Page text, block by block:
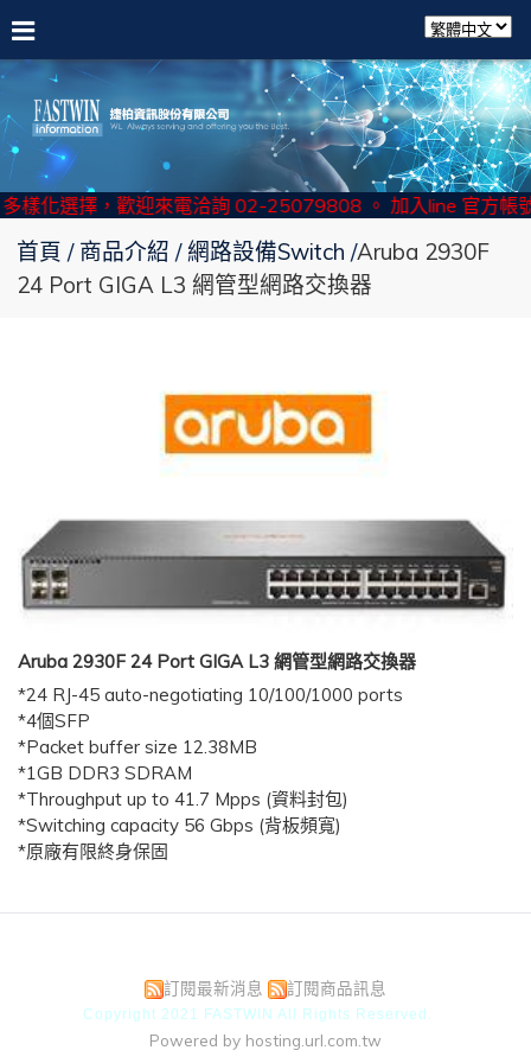
多樣化選擇，歡迎來電洽詢 02-25079808 。 加入line 官方帳
首頁 商品介紹 網路設備Switch Aruba 2930F
24 Port GIGA L3 網管型網路交換器
Aruba 2930F 24 Port GIGA L3 網管型網路交換器
*24 RJ-45 auto-negotiating 10/100/1000 ports
*4個SFP
*Packet buffer size 12.38MB
*1GB DDR3 SDRAM
*Throughput up to 41.7 Mpps (資料封包)
*Switching capacity 56 Gbps (背板頻寬)
*原廠有限終身保固
訂閱最新消息 訂閱商品訊息
Copyright 2021 FASTWIN All Rights Reserved.
Powered by hosting.url.com.tw